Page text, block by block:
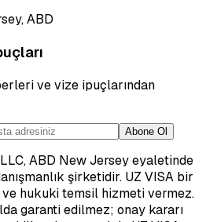
ABD
ve vize ipuçlarından
Abone Ol
ABD New Jersey eyaletinde
şirketidir. UZ VISA bir
hukuki temsil hizmeti vermez.
garanti edilmez; onay kararı